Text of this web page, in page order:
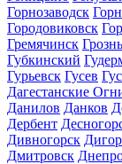
Горнозаводск
Городовиковск
Гремячинск
Губкинский
Гурьевск Гусев
Дагестанские
Данилов Данков
Дербент
Дивногорск
Дмитровск